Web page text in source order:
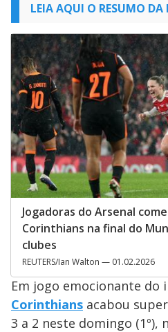
LEIA AQUI O RESUMO
Jogadoras do Arsenal
Corinthians na final do
clubes
REUTERS/Ian Walton — 01.02.2026
Em jogo emocionante do
Corinthians acabou
3 a 2 neste domingo (1º),